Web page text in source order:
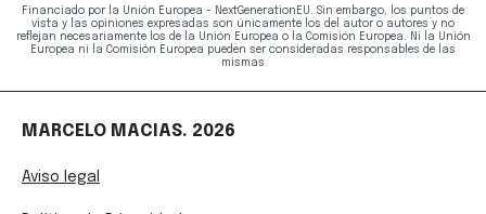
Financiado por la Unión Europea - NextGenerationEU. Sin embargo, los puntos de
vista y las opiniones expresadas son únicamente los del autor o autores y no
reflejan necesariamente los de la Unión Europea o la Comisión Europea. Ni la Unión
Europea ni la Comisión Europea pueden ser consideradas responsables de las
mismas
MARCELO MACIAS. 2026
Aviso legal